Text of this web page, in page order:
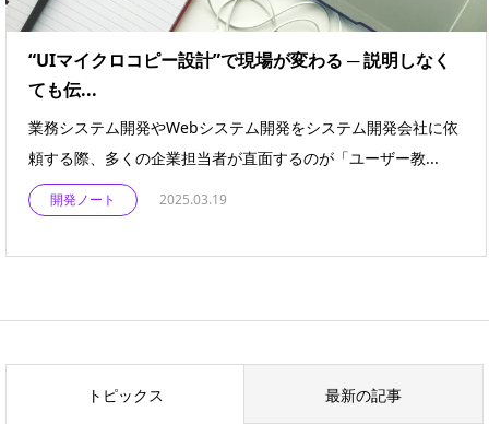
“UIマイクロコピー設計”で現場が変わる ─ 説明しなく
ても伝...
業務システム開発やWebシステム開発をシステム開発会社に依
頼する際、多くの企業担当者が直面するのが「ユーザー教...
開発ノート 2025.03.19
トピックス 最新の記事